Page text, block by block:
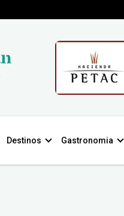
Destinos Gastronomia